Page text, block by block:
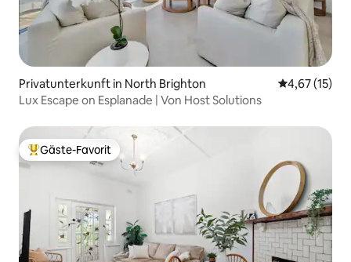
Privatunterkunft in North Brighton
4,67 (15)
Lux Escape on Esplanade | Von Host Solutions
Beliebter Gäste-Favorit.
Gäste-Favorit